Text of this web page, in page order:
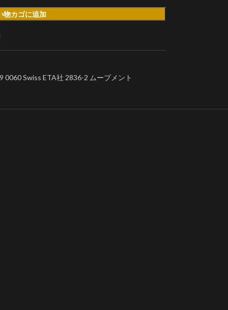
物カゴに追加
Swiss ETA社 2836-2 ムーブメント